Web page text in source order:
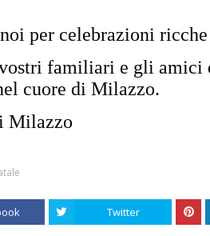
per celebrazioni
familiari e gli amici
cuore di Milazzo.
Milazzo
Twitter